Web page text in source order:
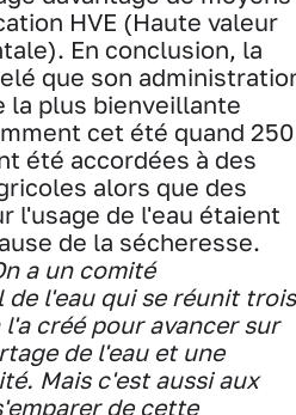
HVE (Haute valeur
En conclusion, la
que son
la plus bienveillante
cet été quand 250
été accordées à des
alors que des
l'usage de l'eau étaient
de la sécheresse.
a un comité
de l'eau qui se réunit trois
l'a créé pour avancer sur
de l'eau et une
Mais c'est aussi aux
de cette